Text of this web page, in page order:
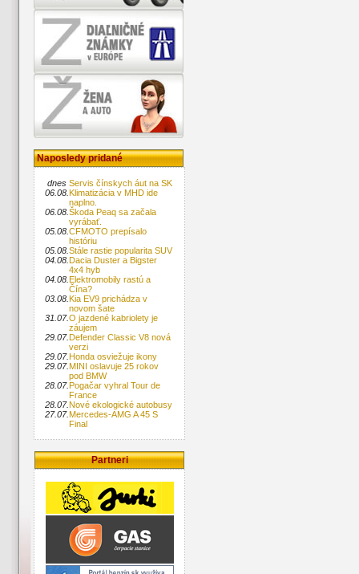
Naposledy pridané
dnes Servis čínskych áut na SK
06.08.Klimatizácia v MHD ide
naplno.
06.08.Škoda Peaq sa začala
vyrábať.
05.08.CFMOTO prepísalo
históriu
05.08.Stále rastie popularita SUV
04.08.Dacia Duster a Bigster
4x4 hyb
04.08.Elektromobily rastú a
Čína?
03.08.Kia EV9 prichádza v
novom šate
31.07.O jazdené kabriolety je
záujem
29.07.Defender Classic V8 nová
verzi
29.07.Honda osviežuje ikony
29.07.MINI oslavuje 25 rokov
pod BMW
28.07.Pogačar vyhral Tour de
France
28.07.Nové ekologické autobusy
27.07.Mercedes-AMG A 45 S
Final
Partneri